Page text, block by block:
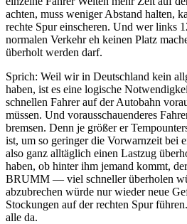
achten, muss weniger Abstand halten,
rechte Spur einscheren. Und wer links
normalen Verkehr eh keinen Platz
überholt werden darf.
Sprich: Weil wir in Deutschland kein
haben, ist es eine logische
schnellen Fahrer auf der Autobahn
müssen. Und vorausschauenderes
bremsen. Denn je größer er
ist, um so geringer die Vorwarnzeit bei
also ganz alltäglich einen Lastzug
haben, ob hinter ihm jemand kommt,
BRUMM — viel schneller überholen
abzubrechen würde nur wieder neue
Stockungen auf der rechten Spur
alle da.